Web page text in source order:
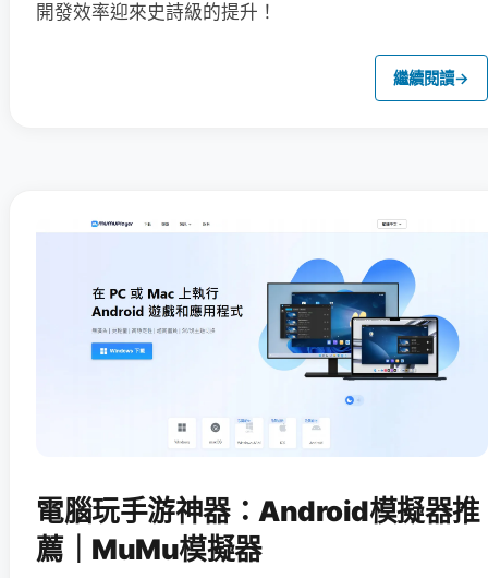
開發效率迎來史詩級的提升！
繼續閱讀→
電腦玩手游神器：Android模擬器推
薦｜MuMu模擬器